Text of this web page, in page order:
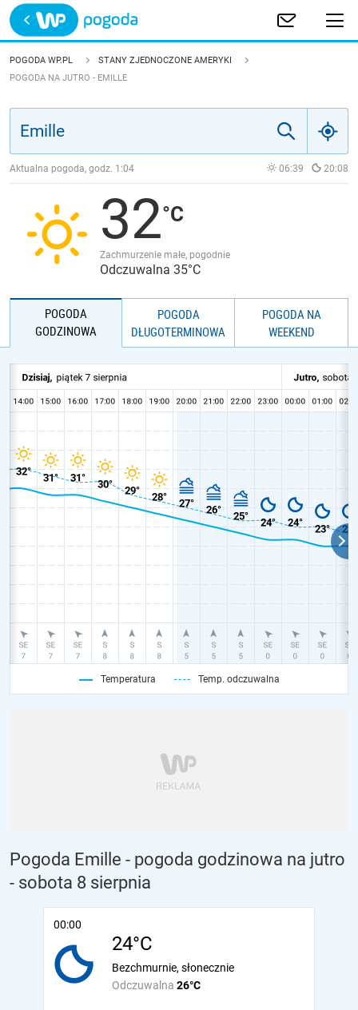
Trwa ładowanie
POLSKA
JAKOŚĆ POWIETRZA
POGODA WP.PL
STANY ZJEDNOCZONE AMERYKI
POGODA NA JUTRO - EMILLE
Aktualna pogoda, godz. 1:04 06:39 20:08
32
Zachmurzenie małe, pogodnie
Odczuwalna 35°C
POGODA
GODZINOWA
POGODA
DŁUGOTERMINOWA
POGODA NA
WEEKEND
Temperatura Temp. odczuwalna
Pogoda Emille - pogoda godzinowa na jutro
- sobota 8 sierpnia
00:00
24°C
Odczuwalna 26°C
Bezchmurnie, słonecznie